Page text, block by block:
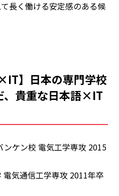
長く働ける安定感のある候
】日本の専門学校
、貴重な日本語×IT
ケン校 電気工学専攻 2015
気通信工学専攻 2011年卒